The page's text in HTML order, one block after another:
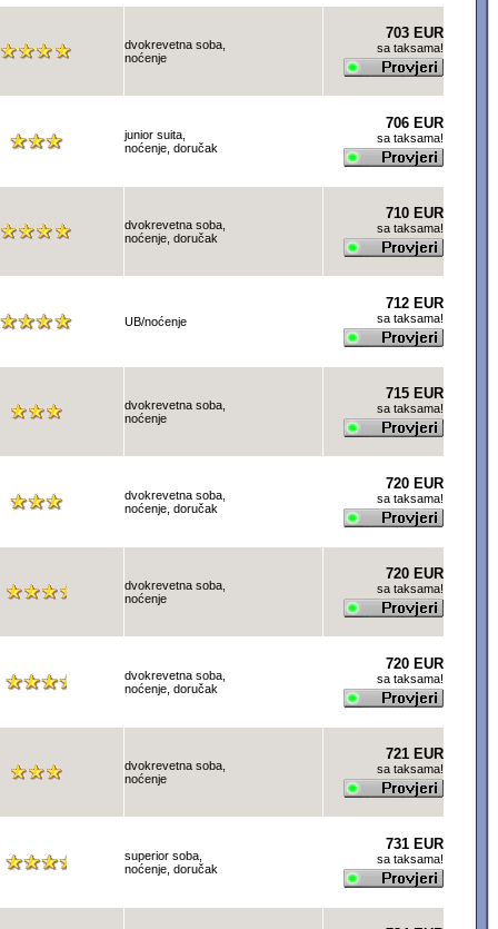
dvokrevetna soba,
noćenje
703 EUR
sa taksama!
junior suita,
noćenje, doručak
706 EUR
sa taksama!
dvokrevetna soba,
noćenje, doručak
710 EUR
sa taksama!
UB/noćenje
712 EUR
sa taksama!
dvokrevetna soba,
noćenje
715 EUR
sa taksama!
dvokrevetna soba,
noćenje, doručak
720 EUR
sa taksama!
dvokrevetna soba,
noćenje
720 EUR
sa taksama!
dvokrevetna soba,
noćenje, doručak
720 EUR
sa taksama!
dvokrevetna soba,
noćenje
721 EUR
sa taksama!
superior soba,
noćenje, doručak
731 EUR
sa taksama!